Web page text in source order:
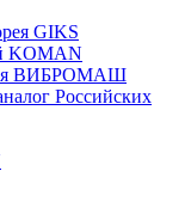
GIKS
KOMAN
ВИБРОМАШ
Российских